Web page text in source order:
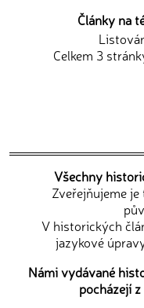
Články na
Celkem 3
Všechny
Zveřejňujeme
V historických
jazykové
Námi vydávané
pocházejí